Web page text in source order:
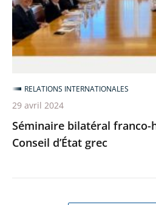
Conseil
d’État
grec
Séminaire bilatéral franco-
Conseil d’État grec
RELATIONS INTERNATIONALES
29 avril 2024